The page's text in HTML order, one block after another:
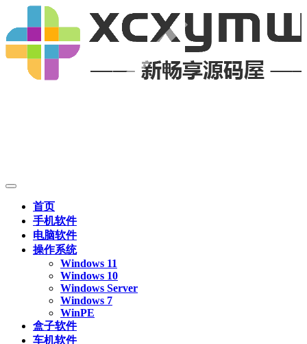
首页
手机软件
电脑软件
操作系统
Windows 11
Windows 10
Windows Server
Windows 7
WinPE
盒子软件
车机软件